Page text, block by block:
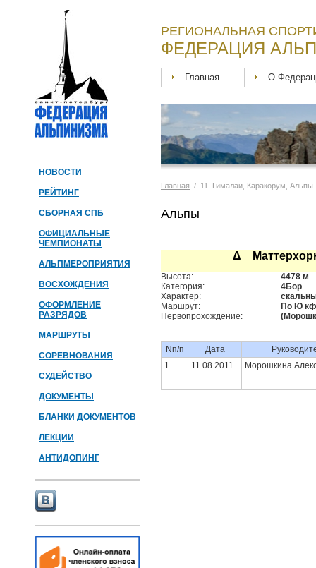
НОВОСТИ
РЕЙТИНГ
СБОРНАЯ СПБ
ОФИЦИАЛЬНЫЕ
ЧЕМПИОНАТЫ
АЛЬПМЕРОПРИЯТИЯ
ВОСХОЖДЕНИЯ
ОФОРМЛЕНИЕ
РАЗРЯДОВ
МАРШРУТЫ
СОРЕВНОВАНИЯ
СУДЕЙСТВО
ДОКУМЕНТЫ
БЛАНКИ ДОКУМЕНТОВ
ЛЕКЦИИ
АНТИДОПИНГ
РЕГИОНАЛЬНАЯ
ФЕДЕРАЦИЯ
Главная О
Главная / 11. Гималаи, Каракорум,
Альпы
Δ
Высота:
4478 м
Категория:
4Бор
Характер:
Маршрут:
По Ю
Первопрохождение:
Nп/п Дата
1
11.08.2011 Морошкина